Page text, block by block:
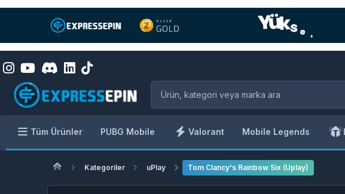
Tüm Ürünler PUBG Mobile Valorant Mobile Legends
Kategoriler uPlay Tom Clancy's Rainbow Six (Uplay)